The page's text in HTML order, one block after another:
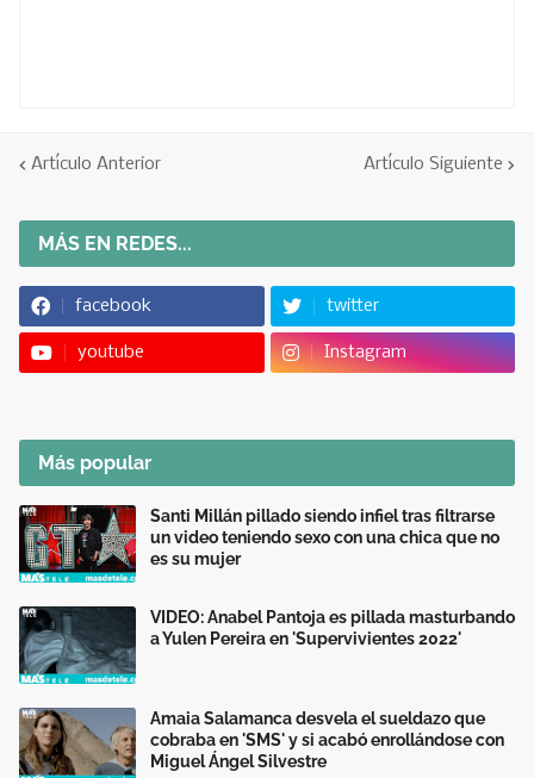
Artículo Anterior Artículo Siguiente
MÁS EN REDES...
facebook twitter
youtube Instagram
Más popular
Santi Millán pillado siendo infiel tras filtrarse
un video teniendo sexo con una chica que no
es su mujer
VIDEO: Anabel Pantoja es pillada masturbando
a Yulen Pereira en 'Supervivientes 2022'
Amaia Salamanca desvela el sueldazo que
cobraba en 'SMS' y si acabó enrollándose con
Miguel Ángel Silvestre